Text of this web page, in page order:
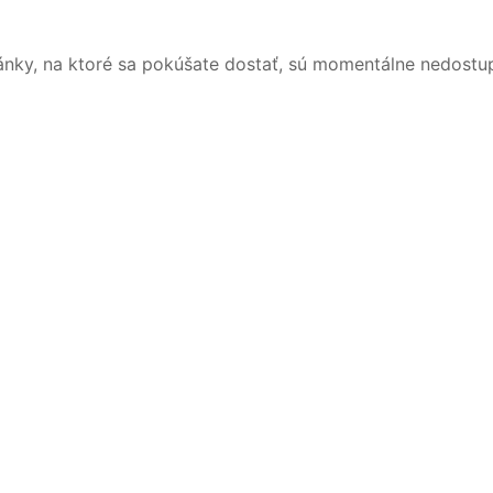
na ktoré sa pokúšate dostať, sú momentálne